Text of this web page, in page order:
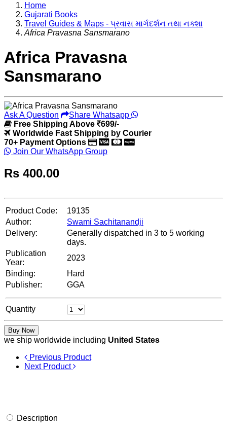
Home
Gujarati Books
Travel Guides & Maps - પ્રવાસ માર્ગદર્શન તથા નક્શા
Africa Pravasna Sansmarano
Africa Pravasna
Sansmarano
Ask A Question
Share Whatsapp
Free Shipping Above
699/-
Worldwide Fast Shipping by Courier
70+ Payment Options
Join Our WhatsApp Group
Rs 400.00
Product Code:
19135
Author:
Swami Sachitanandji
Delivery:
Generally dispatched in 3 to 5 working
days.
Publication
Year:
2023
Binding:
Hard
Publisher:
GGA
Quantity
Buy Now
we ship worldwide including United States
Previous Product
Next Product
Description